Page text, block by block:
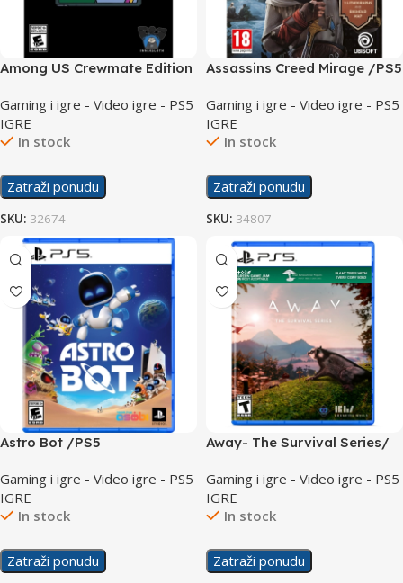
Among US Crewmate Edition
Gaming i igre - Video igre - PS5
IGRE
In stock
Zatraži ponudu
SKU: 32674
Assassins Creed Mirage /PS5
Gaming i igre - Video igre - PS5
IGRE
In stock
Zatraži ponudu
SKU: 34807
Astro Bot /PS5
Gaming i igre - Video igre - PS5
IGRE
In stock
Zatraži ponudu
Away- The Survival Series/
Gaming i igre - Video igre - PS5
IGRE
In stock
Zatraži ponudu